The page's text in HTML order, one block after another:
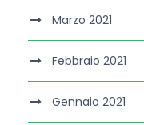
Marzo 2021
Febbraio 2021
Gennaio 2021